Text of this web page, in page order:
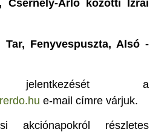
Csernely-Arló közötti Izrai
Tar, Fenyvespuszta, Alsó -
jelentkezését a
e-mail címre várjuk.
akciónapokról részletes